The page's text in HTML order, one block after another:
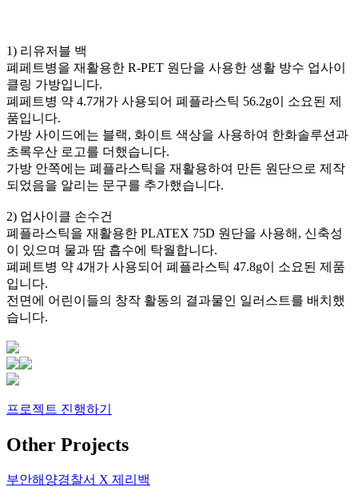
1) 리유저블 백
폐페트병을 재활용한 R-PET 원단을 사용한 생활 방수 업사이
클링 가방입니다.
폐페트병 약 4.7개가 사용되어 폐플라스틱 56.2g이 소요된 제
품입니다.
가방 사이드에는 블랙, 화이트 색상을 사용하여 한화솔루션과
초록우산 로고를 더했습니다.
가방 안쪽에는 폐플라스틱을 재활용하여 만든 원단으로 제작
되었음을 알리는 문구를 추가했습니다.
2) 업사이클 손수건
폐플라스틱을 재활용한 PLATEX 75D 원단을 사용해, 신축성
이 있으며 물과 땀 흡수에 탁월합니다.
폐페트병 약 4개가 사용되어 폐플라스틱 47.8g이 소요된 제품
입니다.
전면에 어린이들의 창작 활동의 결과물인 일러스트를 배치했
습니다.
프로젝트 진행하기
Other Projects
부안해양경찰서 X 제리백